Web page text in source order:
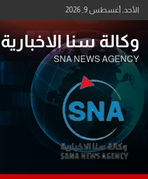
Skip
to
الأحد, أغسطس 9, 2026
وكالة سنا الاخبارية
SNA NEWS AGENCY